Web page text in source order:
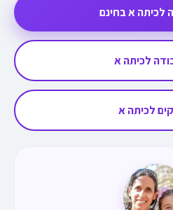
לכיתה א בחינם
לכיתה א
לכיתה א